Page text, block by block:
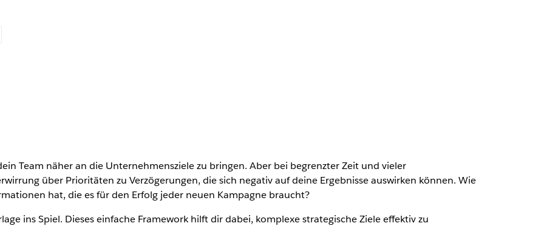
Team näher an die Unternehmensziele zu bringen. Aber bei begrenzter Zeit und vieler
über Prioritäten zu Verzögerungen, die sich negativ auf deine Ergebnisse auswirken können. Wie
hat, die es für den Erfolg jeder neuen Kampagne braucht?
ins Spiel. Dieses einfache Framework hilft dir dabei, komplexe strategische Ziele effektiv zu